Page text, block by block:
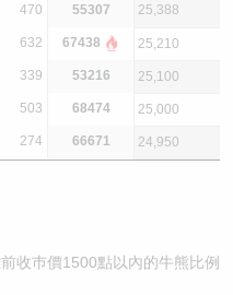
470 55307 25,388
632 67438 25,210
339 53216 25,100
503 68474 25,000
274 66671 24,950
收巿價1500點以內的牛熊比例